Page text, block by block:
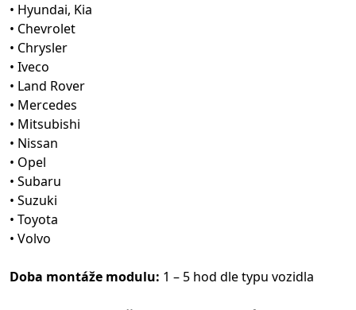
• Hyundai, Kia
• Chevrolet
• Chrysler
• Iveco
• Land Rover
• Mercedes
• Mitsubishi
• Nissan
• Opel
• Subaru
• Suzuki
• Toyota
• Volvo
Doba montáže modulu: 1 – 5 hod dle typu vozidla